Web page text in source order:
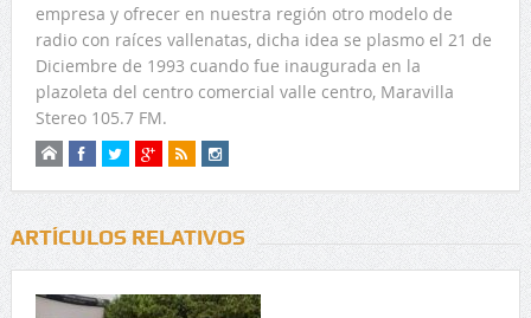
empresa y ofrecer en nuestra región otro modelo de
radio con raíces vallenatas, dicha idea se plasmo el 21 de
Diciembre de 1993 cuando fue inaugurada en la
plazoleta del centro comercial valle centro, Maravilla
Stereo 105.7 FM.
ARTÍCULOS RELATIVOS